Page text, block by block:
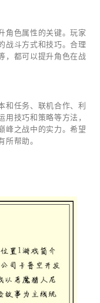
角色属性的关键。玩家
战斗方式和技巧。合理
，都可以提升角色在战
和任务、联机合作、利
技巧和策略等方法，
峰之战中的实力。希望
帮助。